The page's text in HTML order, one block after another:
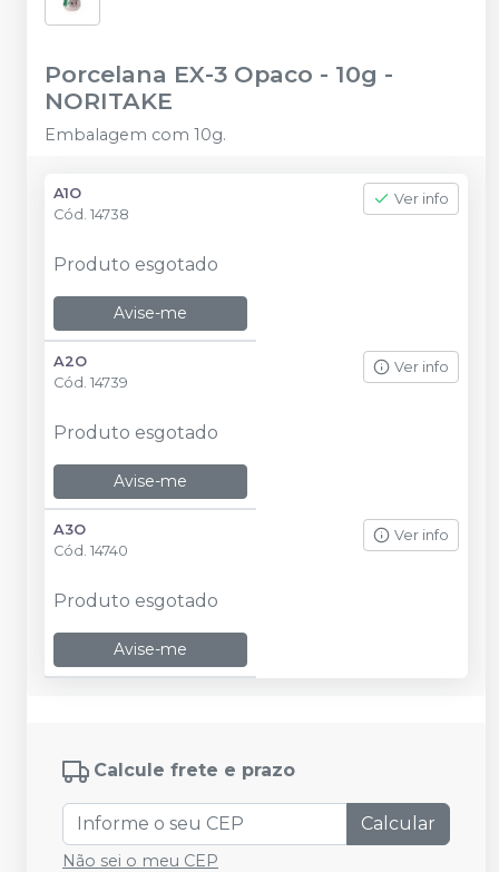
Porcelana EX-3 Opaco - 10g -
NORITAKE
Embalagem com 10g.
A1O
Cód. 14738
Ver info
Produto esgotado
Avise-me
A2O
Cód. 14739
Ver info
Produto esgotado
Avise-me
A3O
Cód. 14740
Ver info
Produto esgotado
Avise-me
Calcule frete e prazo
Calcular
Não sei o meu CEP